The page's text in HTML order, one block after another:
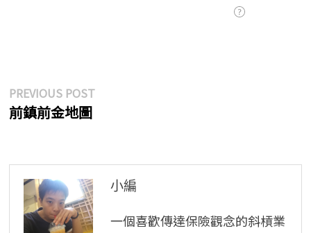
文
章
覽
PREVIOUS POSTPrevious
前鎮前金地圖
小編
一個喜歡傳達保險觀念的斜槓業